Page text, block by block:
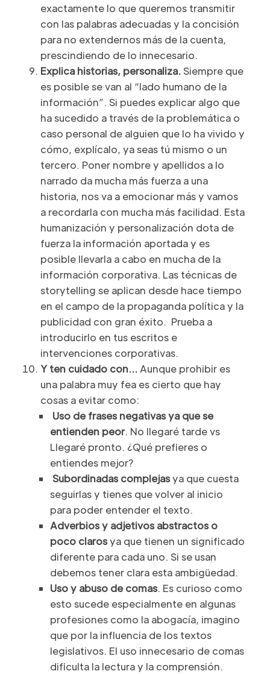
exactamente lo que queremos transmitir
con las palabras adecuadas y la concisión
para no extendernos más de la cuenta,
prescindiendo de lo innecesario.
Explica historias, personaliza.Siempre que
es posible se van al “lado humano de la
información”. Si puedes explicar algo que
ha sucedido a través de la problemática o
caso personal de alguien que lo ha vivido y
cómo, explícalo, ya seas tú mismo o un
tercero. Poner nombre y apellidos a lo
narrado da mucha más fuerza a una
historia, nos va a emocionar más y vamos
a recordarla con mucha más facilidad. Esta
humanización y personalización dota de
fuerza la información aportada y es
posible llevarla a cabo en mucha de la
información corporativa. Las técnicas de
storytelling se aplican desde hace tiempo
en el campo de la propaganda política y la
publicidad con gran éxito. Prueba a
introducirlo en tus escritos e
intervenciones corporativas.
Y ten cuidado con…Aunque prohibir es
una palabra muy fea es cierto que hay
cosas a evitar como:
Uso de frases negativas ya que se
entienden peor. No llegaré tarde vs
Llegaré pronto. ¿Qué prefieres o
entiendes mejor?
Subordinadas complejasya que cuesta
seguirlas y tienes que volver al inicio
para poder entender el texto.
Adverbios y adjetivos abstractos o
poco clarosya que tienen un significado
diferente para cada uno. Si se usan
debemos tener clara esta ambigüedad.
Uso y abuso de comas. Es curioso como
esto sucede especialmente en algunas
profesiones como la abogacía, imagino
que por la influencia de los textos
legislativos. El uso innecesario de comas
dificulta la lectura y la comprensión.